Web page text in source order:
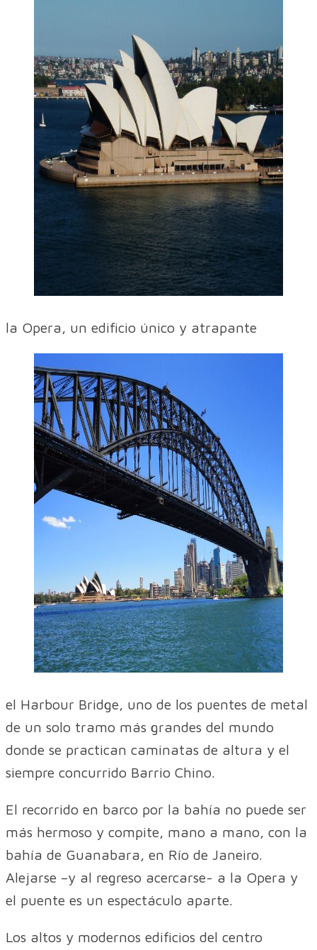
la Opera, un edificio único y atrapante
el Harbour Bridge, uno de los puentes de metal
de un solo tramo más grandes del mundo
donde se practican caminatas de altura y el
siempre concurrido Barrio Chino.
El recorrido en barco por la bahía no puede ser
más hermoso y compite, mano a mano, con la
bahía de Guanabara, en Río de Janeiro.
Alejarse –y al regreso acercarse- a la Opera y
el puente es un espectáculo aparte.
Los altos y modernos edificios del centro